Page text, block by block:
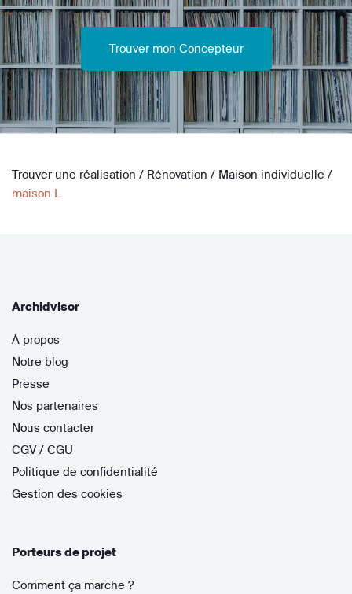
Trouver mon Concepteur
Trouver une réalisation / Rénovation / Maison individuelle /
maison L
Archidvisor
À propos
Notre blog
Presse
Nos partenaires
Nous contacter
CGV / CGU
Politique de confidentialité
Gestion des cookies
Porteurs de projet
Comment ça marche ?